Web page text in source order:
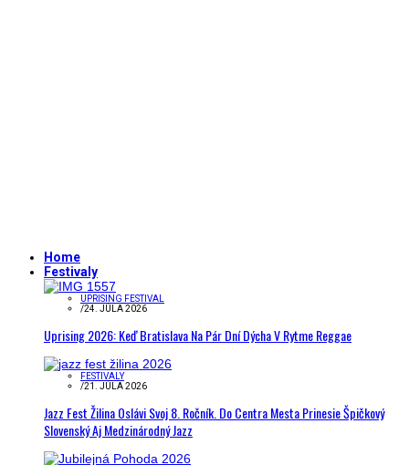
Home
Festivaly
UPRISING FESTIVAL
/24. JÚLA 2026
Uprising 2026: Keď Bratislava Na Pár Dní Dýcha V Rytme Reggae
FESTIVALY
/21. JÚLA 2026
Jazz Fest Žilina Oslávi Svoj 8. Ročník. Do Centra Mesta Prinesie Špičkový
Slovenský Aj Medzinárodný Jazz